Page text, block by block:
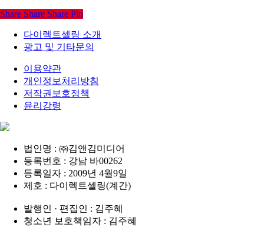
Share Share Share Pin
다이렉트셀링 소개
광고 및 기타문의
이용약관
개인정보처리방침
저작권보호정책
윤리강령
법인명 : ㈜김앤김미디어
등록번호 : 강남 바00262
등록일자 : 2009년 4월9일
제호 : 다이렉트셀링(계간)
발행인 · 편집인 : 김주혜
청소년 보호책임자 : 김주혜